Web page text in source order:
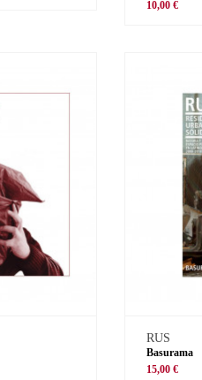
10,00 €
RUS
Basurama
15,00 €